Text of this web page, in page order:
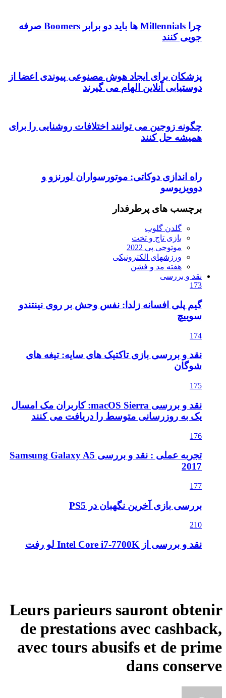
چرا Millennials ها باید دو برابر Boomers صرفه
جویی کنند
پزشکان برای ایجاد هوش مصنوعی پیوندی اعضا از
دوستیابی آنلاین الهام می گیرند
چگونه زوجین می توانند اختلافات روشنایی را برای
همیشه حل کنند
راه اندازی دوکاتی: موتورسواران لورنزو و
دوویزیوسو
برچسب های پرطرفدار
گلدن گلوب
بازی تاج و تخت
موتوجی پی 2022
ورزشهای الکترونیکی
هفته مد و فشن
نقد و بررسی
173
گیم پلی افسانه زلدا: نفس وحش بر روی نینتندو
سوییچ
174
نقد و بررسی بازی تاکتیک های سایه: تیغه های
شوگان
175
نقد و بررسی macOS Sierra: کاربران مک امسال
یک به روزرسانی متوسط را دریافت می کنند
176
تجربه عملی : نقد و بررسی Samsung Galaxy A5
2017
177
بررسی بازی آخرین نگهبان در PS5
210
نقد و بررسی از Intel Core i7-7700K لو رفت
Leurs parieurs sauront obtenir
de prestations avec cashback,
avec tours abusifs et de prime
dans conserve